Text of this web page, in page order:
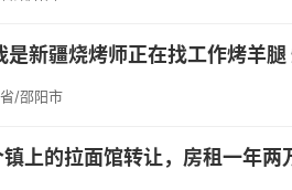
是新疆烧烤师正在找工作烤羊
/邵阳市
上的拉面馆转让，房租一年两